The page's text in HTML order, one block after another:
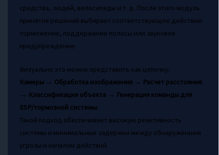
средства, людей, велосипеды и т. д. После этого модуль
принятия решений выбирает соответствующее действие:
торможение, поддержание полосы или звуковое
предупреждение.
Визуально это можно представить как цепочку:
Камеры → Обработка изображения → Расчет расстояния
→ Классификация объекта → Генерация команды для
ESP/тормозной системы.
Такой подход обеспечивает высокую реактивность
системы и минимальные задержки между обнаружением
угрозы и началом действий.